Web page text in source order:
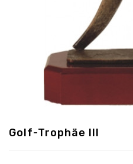
Golf-Trophäe III